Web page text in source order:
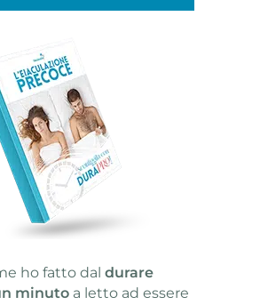
ho fatto dal durare
minutoa letto ad essere